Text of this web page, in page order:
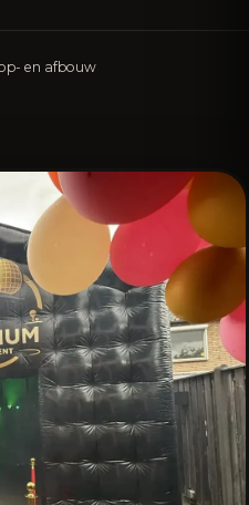
en afbouw